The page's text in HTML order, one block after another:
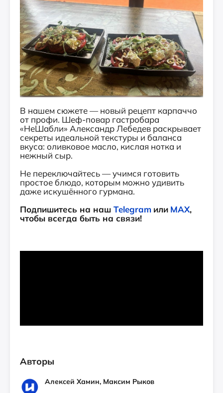
В нашем сюжете — новый рецепт карпаччо
от профи. Шеф-повар гастробара
«НеШабли» Александр Лебедев раскрывает
секреты идеальной текстуры и баланса
вкуса: оливковое масло, кислая нотка и
нежный сыр.
Не переключайтесь — учимся готовить
простое блюдо, которым можно удивить
даже искушённого гурмана.
Подпишитесь на наш Telegram или MAX,
чтобы всегда быть на связи!
Авторы
Алексей Хамин, Максим Рыков